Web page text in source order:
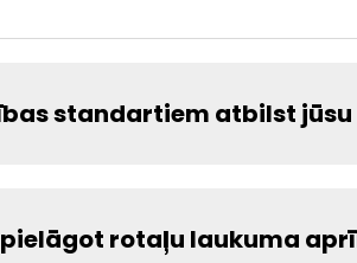
standartiem atbilst
rotaļu laukuma